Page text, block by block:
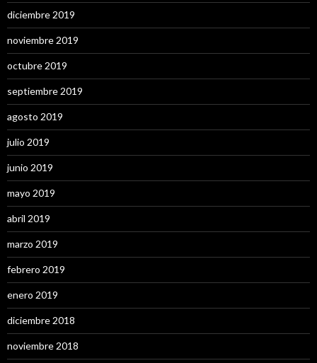
diciembre 2019
noviembre 2019
octubre 2019
septiembre 2019
agosto 2019
julio 2019
junio 2019
mayo 2019
abril 2019
marzo 2019
febrero 2019
enero 2019
diciembre 2018
noviembre 2018